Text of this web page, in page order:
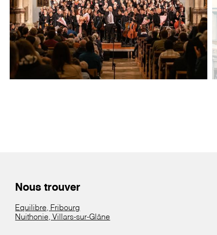
Nous trouver
Equilibre, Fribourg
Nuithonie, Villars-sur-Glâne